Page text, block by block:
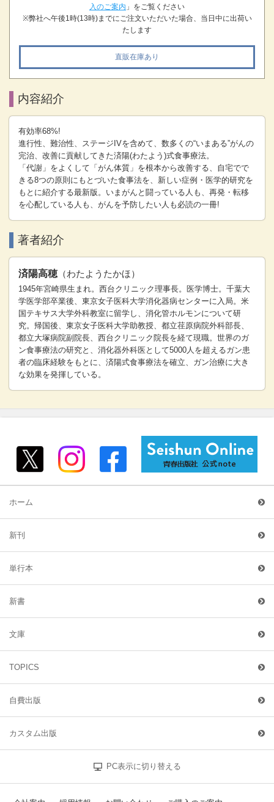
入のご案内 」をご覧ください
※弊社へ午後1時(13時)までにご注文いただいた場合、当日中に出荷い
たします
直販在庫あり
内容紹介
有効率68%!
進行性、難治性、ステージIVを含めて、数多くの“いまある”がんの
完治、改善に貢献してきた済陽(わたよう)式食事療法。
「代謝」をよくして「がん体質」を根本から改善する、自宅でで
きる8つの原則にもとづいた食事法を、新しい症例・医学的研究を
もとに紹介する最新版。いまがんと闘っている人も、再発・転移
を心配している人も、がんを予防したい人も必読の一冊!
著者紹介
済陽高穂（わたようたかほ）
1945年宮崎県生まれ。西台クリニック理事長。医学博士。千葉大
学医学部卒業後、東京女子医科大学消化器病センターに入局。米
国テキサス大学外科教室に留学し、消化管ホルモンについて研
究。帰国後、東京女子医科大学助教授、都立荏原病院外科部長、
都立大塚病院副院長、西台クリニック院長を経て現職。世界のガ
ン食事療法の研究と、消化器外科医として5000人を超えるガン患
者の臨床経験をもとに、済陽式食事療法を確立、ガン治療に大き
な効果を発揮している。
ホーム
新刊
単行本
新書
文庫
TOPICS
自費出版
カスタム出版
PC表示に切り替える